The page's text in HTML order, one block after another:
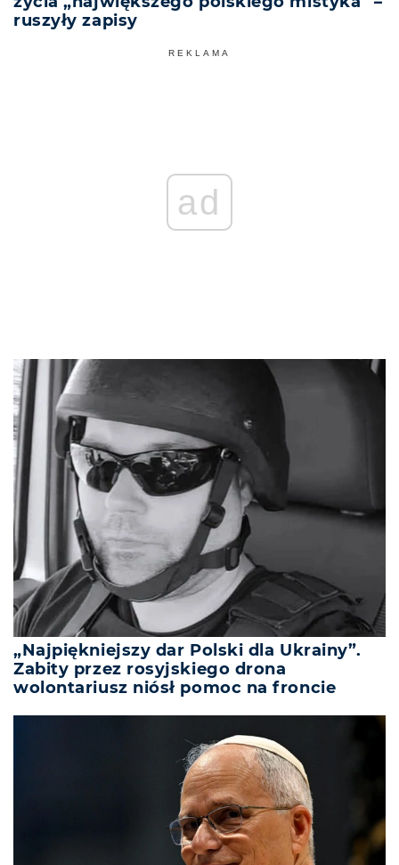
ruszyły zapisy
REKLAMA
ad
„Najpiękniejszy dar Polski dla Ukrainy”.
Zabity przez rosyjskiego drona
wolontariusz niósł pomoc na froncie